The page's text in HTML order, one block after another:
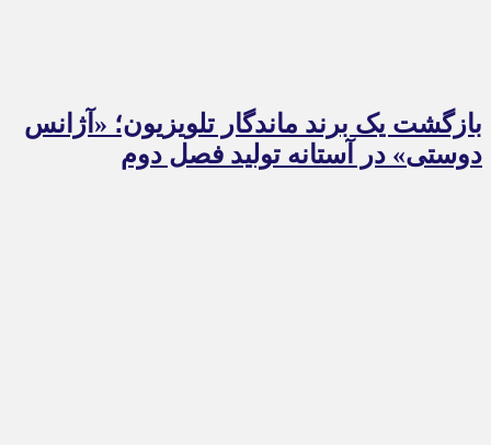
بازگشت یک برند ماندگار تلویزیون؛ «آژانس
دوستی» در آستانه تولید فصل دوم